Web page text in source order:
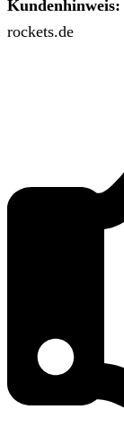
Kundenhinweis:
rockets.de